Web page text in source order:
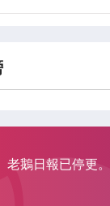
老鵝日報已停更。